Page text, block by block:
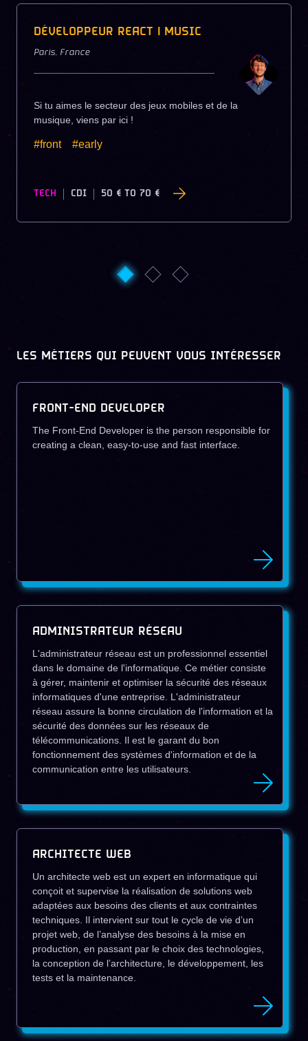
DÉVELOPPEUR REACT | MUSIC
Paris, France
Si tu aimes le secteur des jeux mobiles et de la
musique, viens par ici !
#front #early
TECH CDI 50 € TO 70 €
LES MÉTIERS QUI PEUVENT VOUS INTÉRESSER
FRONT-END DEVELOPER
The Front-End Developer is the person responsible for
creating a clean, easy-to-use and fast interface.
ADMINISTRATEUR RÉSEAU
L'administrateur réseau est un professionnel essentiel
dans le domaine de l'informatique. Ce métier consiste
à gérer, maintenir et optimiser la sécurité des réseaux
informatiques d'une entreprise. L'administrateur
réseau assure la bonne circulation de l'information et la
sécurité des données sur les réseaux de
télécommunications. Il est le garant du bon
fonctionnement des systèmes d'information et de la
communication entre les utilisateurs.
ARCHITECTE WEB
Un architecte web est un expert en informatique qui
conçoit et supervise la réalisation de solutions web
adaptées aux besoins des clients et aux contraintes
techniques. Il intervient sur tout le cycle de vie d’un
projet web, de l’analyse des besoins à la mise en
production, en passant par le choix des technologies,
la conception de l’architecture, le développement, les
tests et la maintenance.